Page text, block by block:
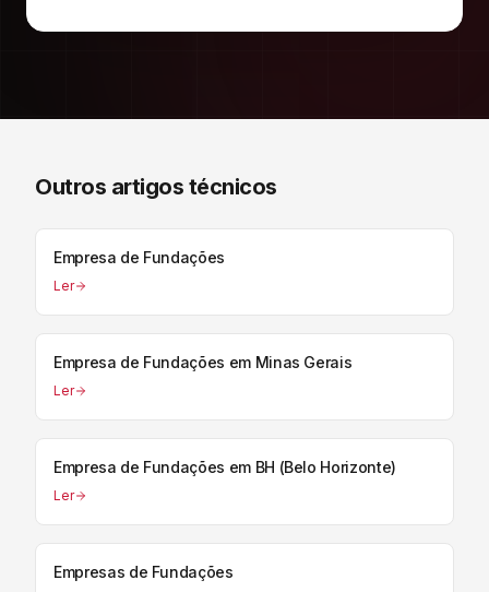
Outros artigos técnicos
Empresa de Fundações
Ler
Empresa de Fundações em Minas Gerais
Ler
Empresa de Fundações em BH (Belo Horizonte)
Ler
Empresas de Fundações